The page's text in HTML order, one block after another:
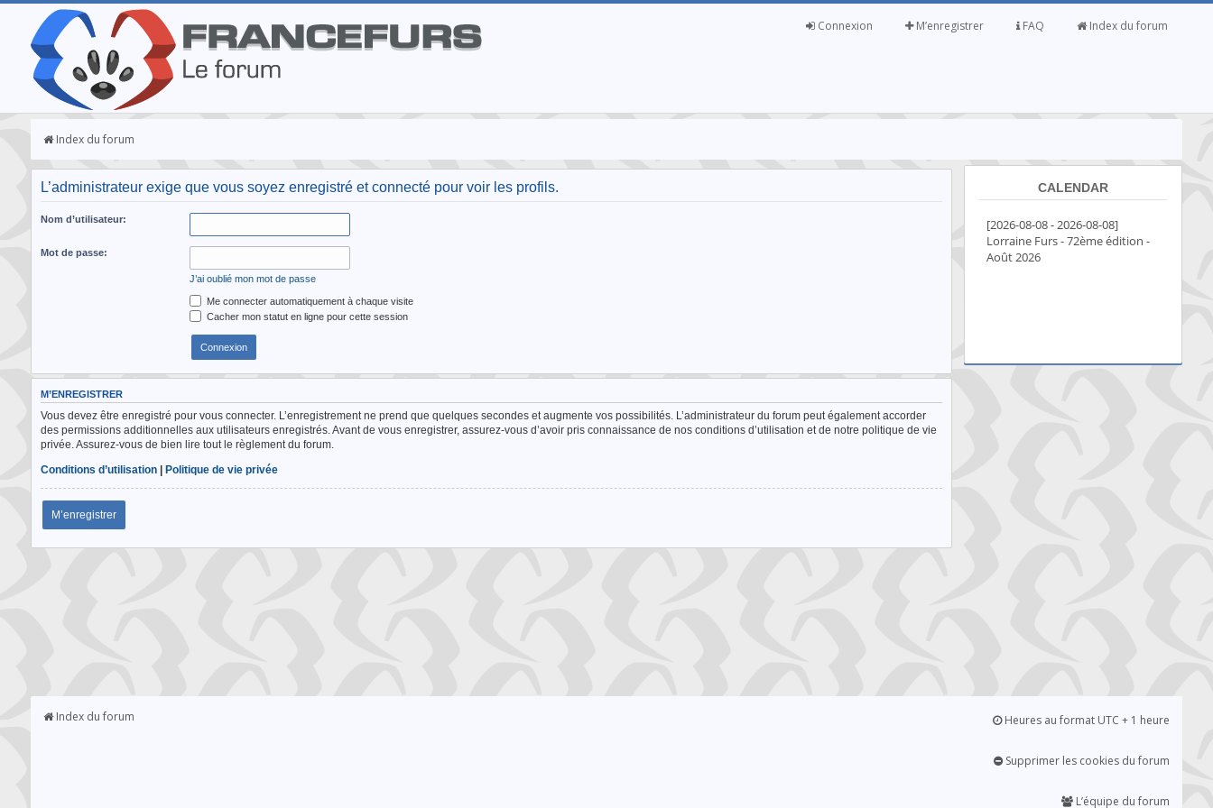
Index du forum
FAQ
M’enregistrer
Connexion
Index du forum
L’administrateur exige que vous soyez enregistré et connecté pour voir les profils.
Nom d’utilisateur:
Mot de passe:
J’ai oublié mon mot de passe
Me connecter automatiquement à chaque visite
Cacher mon statut en ligne pour cette session
M’ENREGISTRER
Vous devez être enregistré pour vous connecter. L’enregistrement ne prend que quelques secondes et augmente vos possibilités. L’administrateur du forum peut également accorder
des permissions additionnelles aux utilisateurs enregistrés. Avant de vous enregistrer, assurez-vous d’avoir pris connaissance de nos conditions d’utilisation et de notre politique de vie
privée. Assurez-vous de bien lire tout le règlement du forum.
Conditions d’utilisation| Politique de vie privée
M’enregistrer
CALENDAR
Index du forum Heures au format UTC + 1 heure
Supprimer les cookies du forum
L’équipe du forum